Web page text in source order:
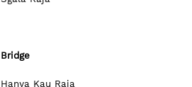
Bridge
Hanya Kau Raja